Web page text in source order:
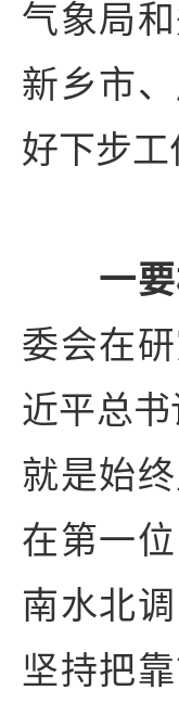
气象局
新乡市
好下步
一
委会在
近平总
就是始
在第一
南水北
坚持把